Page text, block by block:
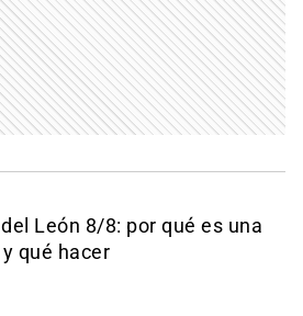
León 8/8: por qué es una
qué hacer